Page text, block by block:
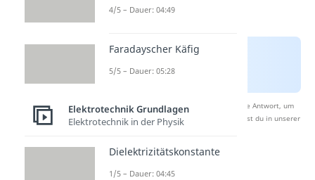
Nach Beantwortung speichern wir deine Antwort, um
Studyflix zu verbessern. Mehr dazu erfährst du in unserer
Datenschutzerklärung
4/5 – Dauer: 04:49
Faradayscher Käfig
5/5 – Dauer: 05:28
Elektrotechnik Grundlagen
Elektrotechnik in der Physik
Dielektrizitätskonstante
1/5 – Dauer: 04:45